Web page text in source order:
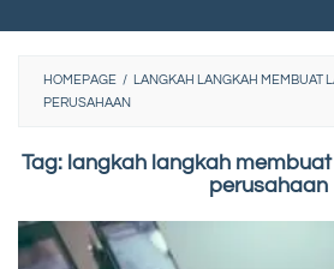
HOMEPAGE /
LANGKAH LANGKAH MEMBUAT
PERUSAHAAN
Tag: langkah langkah
perusahaan